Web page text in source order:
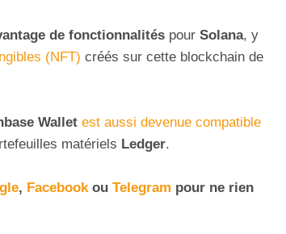
de fonctionnalités pour Solana, y
(NFT) créés sur cette blockchain de
Wallet est aussi devenue compatible
matériels Ledger.
, Facebookou Telegram pour ne rien